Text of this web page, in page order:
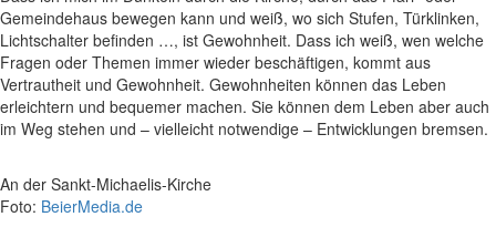
Gemeindehaus bewegen kann und weiß, wo sich Stufen, Türklinken,
Lichtschalter befinden …, ist Gewohnheit. Dass ich weiß, wen welche
Fragen oder Themen immer wieder beschäftigen, kommt aus
Vertrautheit und Gewohnheit. Gewohnheiten können das Leben
erleichtern und bequemer machen. Sie können dem Leben aber auch
im Weg stehen und – vielleicht notwendige – Entwicklungen bremsen.
An der Sankt-Michaelis-Kirche
Foto: BeierMedia.de